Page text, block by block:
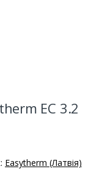
EC 3.2
Easytherm (Латвія)